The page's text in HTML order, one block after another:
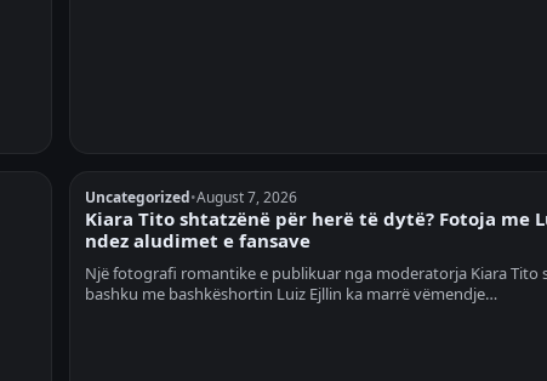
Uncategorized•August 7, 2026
Kiara Tito shtatzënë për herë të dytë? Fotoja me
ndez aludimet e fansave
Një fotografi romantike e publikuar nga moderatorja Kiara Tito
bashku me bashkëshortin Luiz Ejllin ka marrë vëmendje…